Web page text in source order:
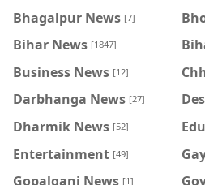
Bhagalpur News [7]
Bihar News [1847]
Business News [12]
Darbhanga News [27]
Dharmik News [52]
Entertainment [49]
Gopalganj News [1]